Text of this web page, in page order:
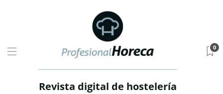
Revista digital de hostelería
0